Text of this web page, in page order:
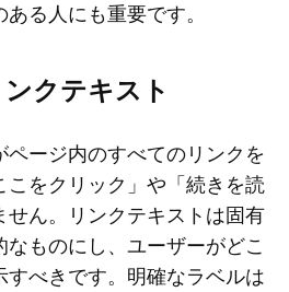
る人にも重要です。
クテキスト
ページ内のすべてのリンクを
をクリック」や「続きを読
せん。リンクテキストは固有
ものにし、ユーザーがどこ
すべきです。明確なラベルは